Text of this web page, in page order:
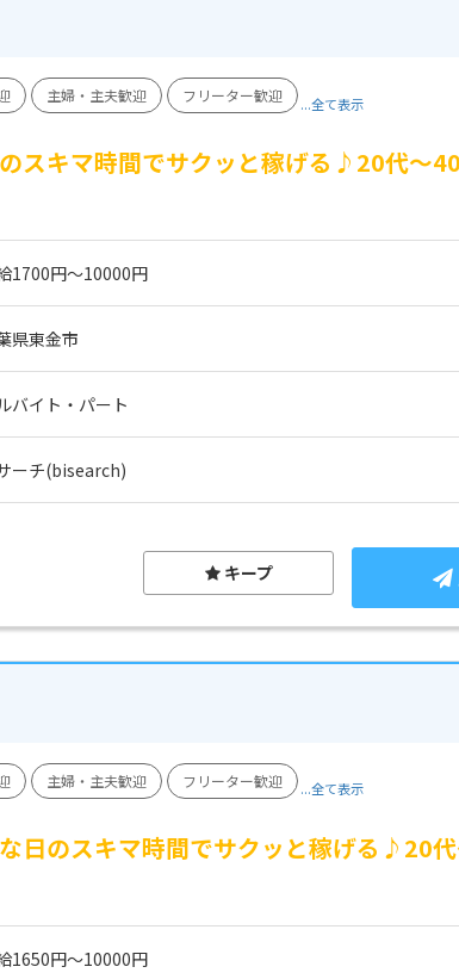
主婦・主夫歓迎 フリーター歓迎 ...全て表示
スキマ時間でサクッと稼げる♪20代～
1700円～10000円
県東金市
バイト・パート
ーチ(bisearch)
キープ
主婦・主夫歓迎 フリーター歓迎 ...全て表示
日のスキマ時間でサクッと稼げる♪20
1650円～10000円